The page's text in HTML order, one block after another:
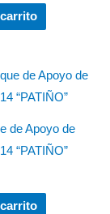
de Apoyo de
“PATIÑO”